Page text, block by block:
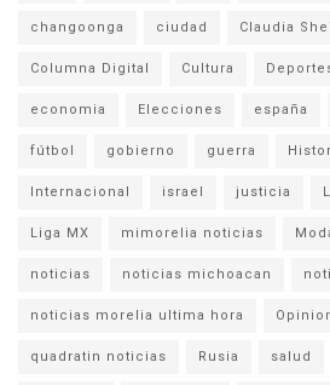
changoonga ciudad Claudia
Columna Digital Cultura
economia Elecciones españa
fútbol gobierno guerra
Internacional israel justicia
Liga MX mimorelia noticias
noticias noticias michoacan
noticias morelia ultima hora
quadratin noticias Rusia salud